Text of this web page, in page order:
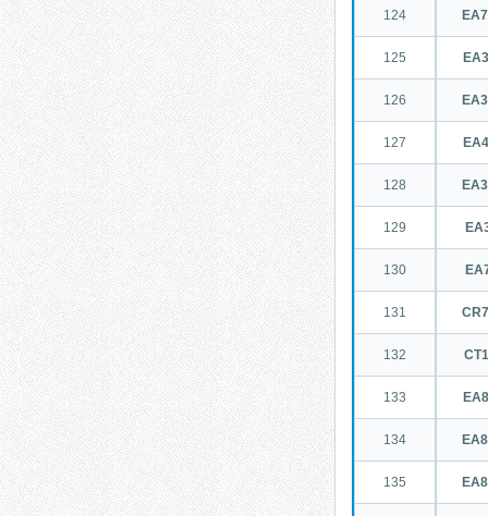
124
125
126
127
128
129
130
131
132
133
134
135